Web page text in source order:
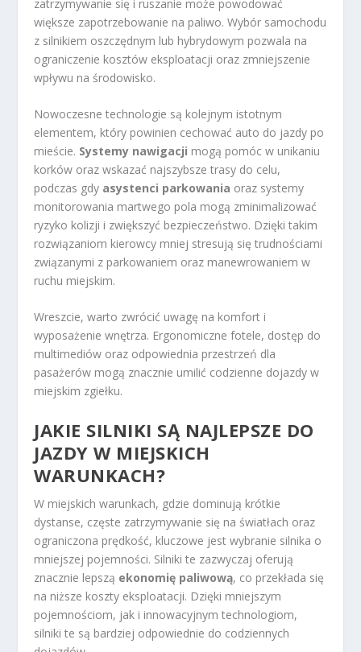
zatrzymywanie się i ruszanie może powodować
większe zapotrzebowanie na paliwo. Wybór samochodu
z silnikiem oszczędnym lub hybrydowym pozwala na
ograniczenie kosztów eksploatacji oraz zmniejszenie
wpływu na środowisko.
Nowoczesne technologie są kolejnym istotnym
elementem, który powinien cechować auto do jazdy po
mieście. Systemy nawigacji mogą pomóc w unikaniu
korków oraz wskazać najszybsze trasy do celu,
podczas gdy asystenci parkowania oraz systemy
monitorowania martwego pola mogą zminimalizować
ryzyko kolizji i zwiększyć bezpieczeństwo. Dzięki takim
rozwiązaniom kierowcy mniej stresują się trudnościami
związanymi z parkowaniem oraz manewrowaniem w
ruchu miejskim.
Wreszcie, warto zwrócić uwagę na komfort i
wyposażenie wnętrza. Ergonomiczne fotele, dostęp do
multimediów oraz odpowiednia przestrzeń dla
pasażerów mogą znacznie umilić codzienne dojazdy w
miejskim zgiełku.
JAKIE SILNIKI SĄ NAJLEPSZE DO
JAZDY W MIEJSKICH
WARUNKACH?
W miejskich warunkach, gdzie dominują krótkie
dystanse, częste zatrzymywanie się na światłach oraz
ograniczona prędkość, kluczowe jest wybranie silnika o
mniejszej pojemności. Silniki te zazwyczaj oferują
znacznie lepszą ekonomię paliwową, co przekłada się
na niższe koszty eksploatacji. Dzięki mniejszym
pojemnościom, jak i innowacyjnym technologiom,
silniki te są bardziej odpowiednie do codziennych